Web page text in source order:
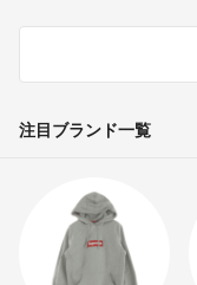
注目ブランド一覧